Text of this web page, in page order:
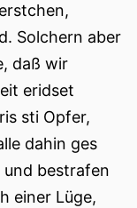
Solchern aber
daß wir
eridset
sti Opfer,
dahin ges
bestrafen
einer Lüge,